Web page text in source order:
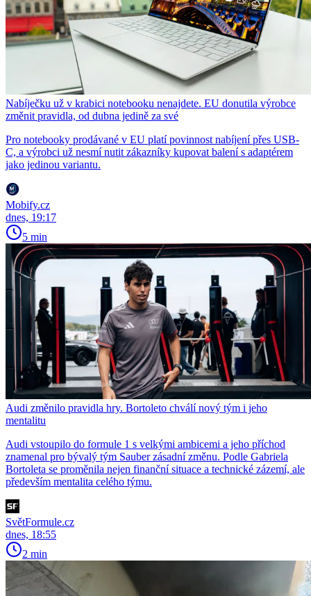
Nabíječku už v krabici notebooku nenajdete. EU donutila výrobce
změnit pravidla, od dubna jedině za své
Pro notebooky prodávané v EU platí povinnost nabíjení přes USB-
C, a výrobci už nesmí nutit zákazníky kupovat balení s adaptérem
jako jedinou variantu.
Mobify.cz
dnes, 19:17
5 min
Audi změnilo pravidla hry. Bortoleto chválí nový tým i jeho
mentalitu
Audi vstoupilo do formule 1 s velkými ambicemi a jeho příchod
znamenal pro bývalý tým Sauber zásadní změnu. Podle Gabriela
Bortoleta se proměnila nejen finanční situace a technické zázemí, ale
především mentalita celého týmu.
SvětFormule.cz
dnes, 18:55
2 min